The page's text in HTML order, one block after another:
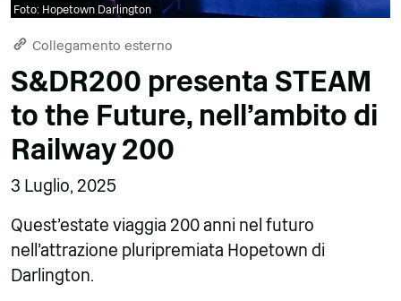
Foto: Hopetown Darlington
Collegamento esterno
S&DR200 presenta STEAM
to the Future, nell'ambito di
Railway 200
3 Luglio, 2025
Quest'estate viaggia 200 anni nel futuro
nell'attrazione pluripremiata Hopetown di
Darlington.